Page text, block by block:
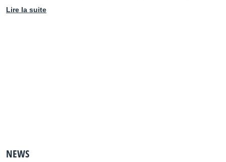
possibilities for building custom sampler engines.
Lire la suite
NEWS